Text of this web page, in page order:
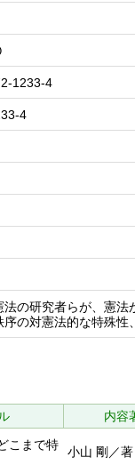
1233-4
4
法の研究者らが、憲
序の対憲法的な特殊性
内容
こまで特
小山 剛／著